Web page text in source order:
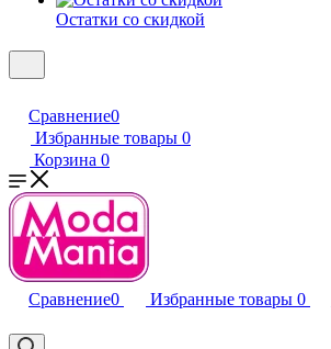
Остатки со скидкой
Сравнение0
Избранные товары 0
Корзина 0
Сравнение0 Избранные товары 0